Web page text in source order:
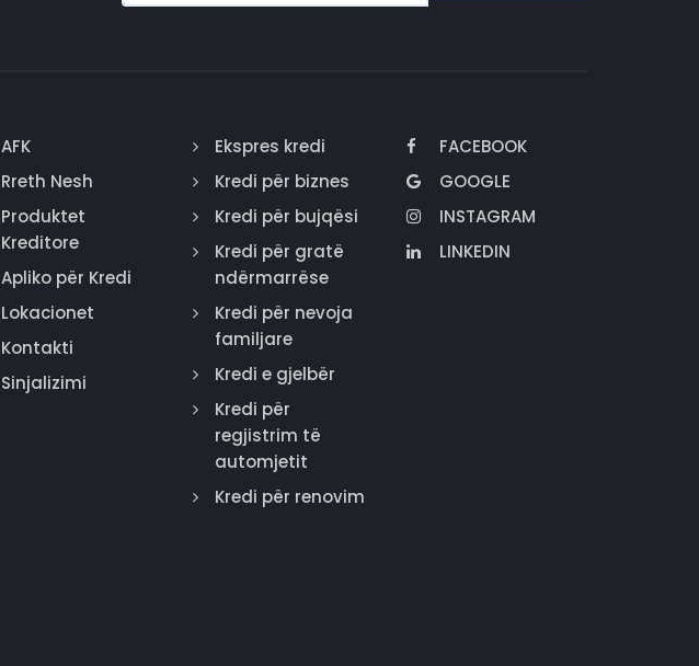
AFK
Rreth Nesh
Produktet
Kreditore
Apliko për Kredi
Lokacionet
Kontakti
Sinjalizimi
Ekspres kredi
Kredi për biznes
Kredi për bujqësi
Kredi për gratë
ndërmarrëse
Kredi për nevoja
familjare
Kredi e gjelbër
Kredi për
regjistrim të
automjetit
Kredi për renovim
FACEBOOK
GOOGLE
INSTAGRAM
LINKEDIN